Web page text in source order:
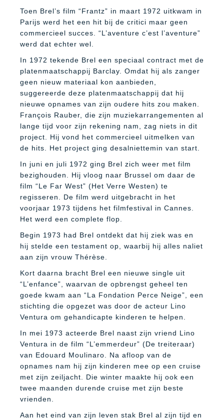
Toen Brel’s film “Frantz” in maart 1972 uitkwam in
Parijs werd het een hit bij de critici maar geen
commercieel succes. “L’aventure c’est l’aventure”
werd dat echter wel.
In 1972 tekende Brel een speciaal contract met de
platenmaatschappij Barclay. Omdat hij als zanger
geen nieuw materiaal kon aanbieden,
suggereerde deze platenmaatschappij dat hij
nieuwe opnames van zijn oudere hits zou maken.
François Rauber, die zijn muziekarrangementen al
lange tijd voor zijn rekening nam, zag niets in dit
project. Hij vond het commercieel uitmelken van
de hits. Het project ging desalniettemin van start.
In juni en juli 1972 ging Brel zich weer met film
bezighouden. Hij vloog naar Brussel om daar de
film “Le Far West” (Het Verre Westen) te
regisseren. De film werd uitgebracht in het
voorjaar 1973 tijdens het filmfestival in Cannes.
Het werd een complete flop.
Begin 1973 had Brel ontdekt dat hij ziek was en
hij stelde een testament op, waarbij hij alles naliet
aan zijn vrouw Thérèse.
Kort daarna bracht Brel een nieuwe single uit
“L’enfance”, waarvan de opbrengst geheel ten
goede kwam aan “La Fondation Perce Neige”, een
stichting die opgezet was door de acteur Lino
Ventura om gehandicapte kinderen te helpen.
In mei 1973 acteerde Brel naast zijn vriend Lino
Ventura in de film “L’emmerdeur” (De treiteraar)
van Edouard Moulinaro. Na afloop van de
opnames nam hij zijn kinderen mee op een cruise
met zijn zeiljacht. Die winter maakte hij ook een
twee maanden durende cruise met zijn beste
vrienden.
Aan het eind van zijn leven stak Brel al zijn tijd en